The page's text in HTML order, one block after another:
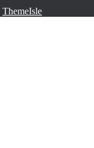
ThemeIsle